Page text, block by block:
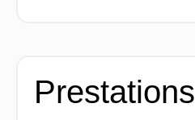
Prestations